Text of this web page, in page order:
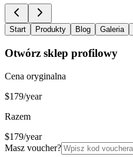
Start Produkty Blog Galeria
Otwórz sklep profilowy
Cena oryginalna
$179/year
Razem
$179/year
Masz voucher?